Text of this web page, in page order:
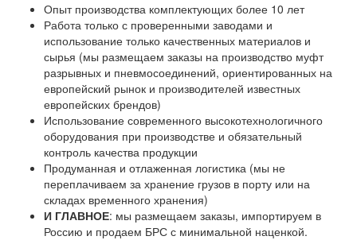
Опыт производства комплектующих более 10 лет
Работа только с проверенными заводами и
использование только качественных материалов и
сырья (мы размещаем заказы на производство муфт
разрывных и пневмосоединений, ориентированных на
европейский рынок и производителей известных
европейских брендов)
Использование современного высокотехнологичного
оборудования при производстве и обязательный
контроль качества продукции
Продуманная и отлаженная логистика (мы не
переплачиваем за хранение грузов в порту или на
складах временного хранения)
И ГЛАВНОЕ: мы размещаем заказы, импортируем в
Россию и продаем БРС с минимальной наценкой.